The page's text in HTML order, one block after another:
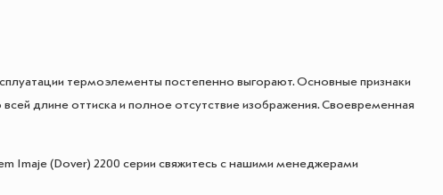
термоэлементы постепенно выгорают. Основные признаки
длине оттиска и полное отсутствие изображения. Своевременная
Imaje (Dover) 2200 серии свяжитесь с нашими менеджерами